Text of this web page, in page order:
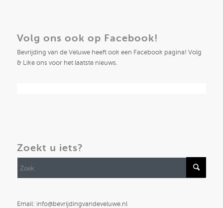
Volg ons ook op Facebook!
Bevrijding van de Veluwe heeft ook een Facebook pagina! Volg
& Like ons voor het laatste nieuws.
Zoekt u iets?
Email: info@bevrijdingvandeveluwe.nl